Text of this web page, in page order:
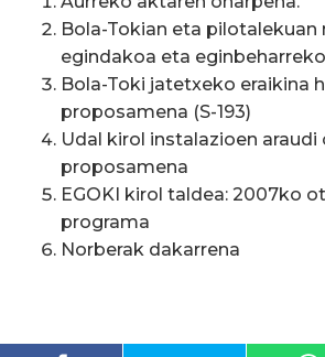
Bola-Tokian eta
egindakoa eta
Bola-Toki jatetxeko eraikina
proposamena (S-193)
Udal kirol instalazioen araudi
proposamena
EGOKI kirol taldea: 2007ko
programa
Norberak dakarrena